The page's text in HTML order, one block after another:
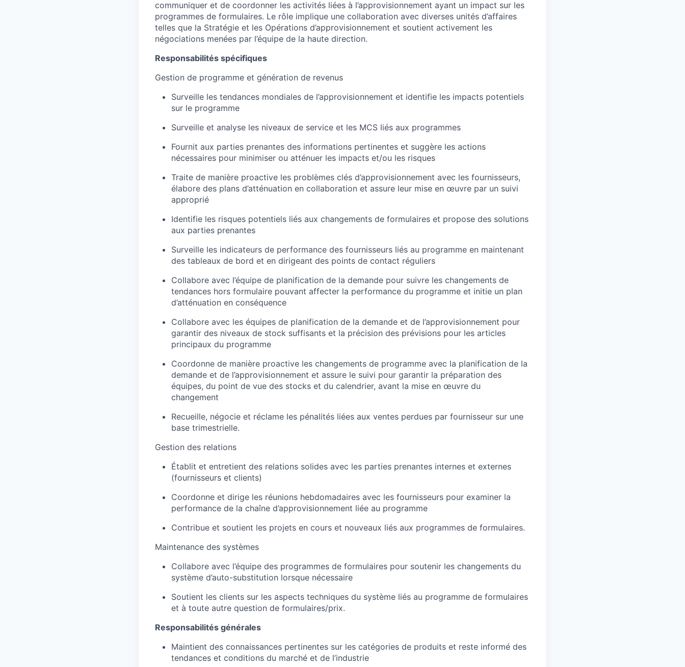
communiquer et de coordonner les activités liées à l’approvisionnement ayant un impact sur les
programmes de formulaires. Le rôle implique une collaboration avec diverses unités d’affaires
telles que la Stratégie et les Opérations d’approvisionnement et soutient activement les
négociations menées par l’équipe de la haute direction.
Responsabilités spécifiques
Gestion de programme et génération de revenus
Surveille les tendances mondiales de l’approvisionnement et identifie les impacts potentiels
sur le programme
Surveille et analyse les niveaux de service et les MCS liés aux programmes
Fournit aux parties prenantes des informations pertinentes et suggère les actions
nécessaires pour minimiser ou atténuer les impacts et/ou les risques
Traite de manière proactive les problèmes clés d’approvisionnement avec les fournisseurs,
élabore des plans d’atténuation en collaboration et assure leur mise en œuvre par un suivi
approprié
Identifie les risques potentiels liés aux changements de formulaires et propose des solutions
aux parties prenantes
Surveille les indicateurs de performance des fournisseurs liés au programme en maintenant
des tableaux de bord et en dirigeant des points de contact réguliers
Collabore avec l’équipe de planification de la demande pour suivre les changements de
tendances hors formulaire pouvant affecter la performance du programme et initie un plan
d’atténuation en conséquence
Collabore avec les équipes de planification de la demande et de l’approvisionnement pour
garantir des niveaux de stock suffisants et la précision des prévisions pour les articles
principaux du programme
Coordonne de manière proactive les changements de programme avec la planification de la
demande et de l’approvisionnement et assure le suivi pour garantir la préparation des
équipes, du point de vue des stocks et du calendrier, avant la mise en œuvre du
changement
Recueille, négocie et réclame les pénalités liées aux ventes perdues par fournisseur sur une
base trimestrielle.
Gestion des relations
Établit et entretient des relations solides avec les parties prenantes internes et externes
(fournisseurs et clients)
Coordonne et dirige les réunions hebdomadaires avec les fournisseurs pour examiner la
performance de la chaîne d’approvisionnement liée au programme
Contribue et soutient les projets en cours et nouveaux liés aux programmes de formulaires.
Maintenance des systèmes
Collabore avec l’équipe des programmes de formulaires pour soutenir les changements du
système d’auto-substitution lorsque nécessaire
Soutient les clients sur les aspects techniques du système liés au programme de formulaires
et à toute autre question de formulaires/prix.
Responsabilités générales
Maintient des connaissances pertinentes sur les catégories de produits et reste informé des
tendances et conditions du marché et de l’industrie